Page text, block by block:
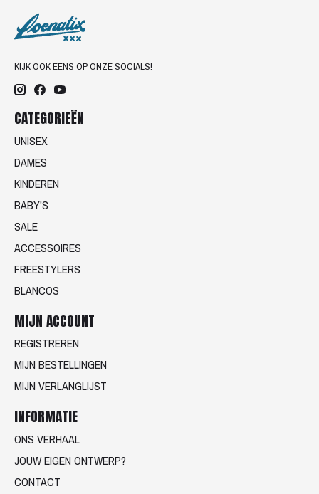
KIJK OOK EENS OP ONZE SOCIALS!
CATEGORIEËN
UNISEX
DAMES
KINDEREN
BABY'S
SALE
ACCESSOIRES
FREESTYLERS
BLANCOS
MIJN ACCOUNT
REGISTREREN
MIJN BESTELLINGEN
MIJN VERLANGLIJST
INFORMATIE
ONS VERHAAL
JOUW EIGEN ONTWERP?
CONTACT